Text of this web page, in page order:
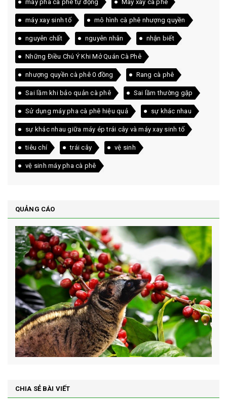
máy pha cà phê tự động Máy xay cà phê
máy xay sinh tố mô hình cà phê nhượng quyền
nguyên chất nguyên nhân nhận biết
Những Điều Chú Ý Khi Mở Quán Cà Phê
nhượng quyền cà phê 0 đồng Rang cà phê
Sai lầm khi bảo quản cà phê Sai lầm thường gặp
Sử dụng máy pha cà phê hiệu quả sự khác nhau
sự khác nhau giữa máy ép trái cây và máy xay sinh tố
tiêu chí trái cây vệ sinh
vệ sinh máy pha cà phê
QUẢNG CÁO
CHIA SẺ BÀI VIẾT